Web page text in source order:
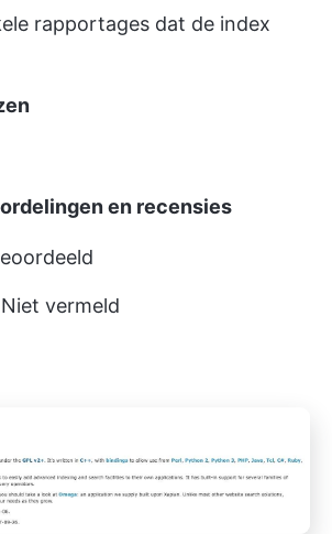
rapportages dat de index
en recensies
Niet vermeld